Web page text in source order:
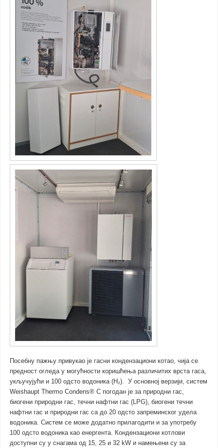
Посебну пажњу привукао је гасни кондензациони котао, чија се
предност огледа у могућности коришћења различитих врста гаса,
укључујући и 100 одсто водоника (H₂). У основној верзији, систем
Weishaupt Thermo Condens® C погодан је за природни гас,
биогени природни гас, течни нафтни гас (LPG), биогени течни
нафтни гас и природни гас са до 20 одсто запреминског удела
водоника. Систем се може додатно прилагодити и за употребу
100 одсто водоника као енергента. Кондензациони котлови
доступни су у снагама од 15, 25 и 32 kW и намењени су за